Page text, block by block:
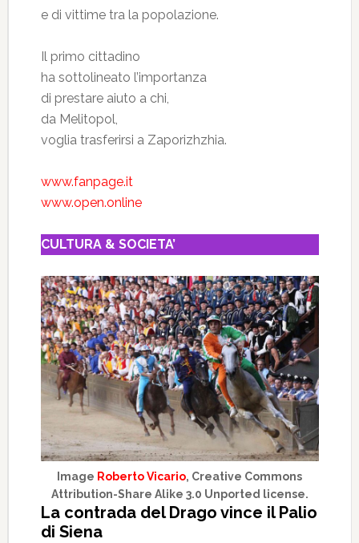
e di vittime tra la popolazione.
Il primo cittadino
ha sottolineato l’importanza
di prestare aiuto a chi,
da Melitopol,
voglia trasferirsi a Zaporizhzhia.
www.fanpage.it
www.open.online
CULTURA & SOCIETA’
Image Roberto Vicario, Creative Commons
Attribution-Share Alike 3.0 Unported license.
La contrada del Drago vince il Palio
di Siena